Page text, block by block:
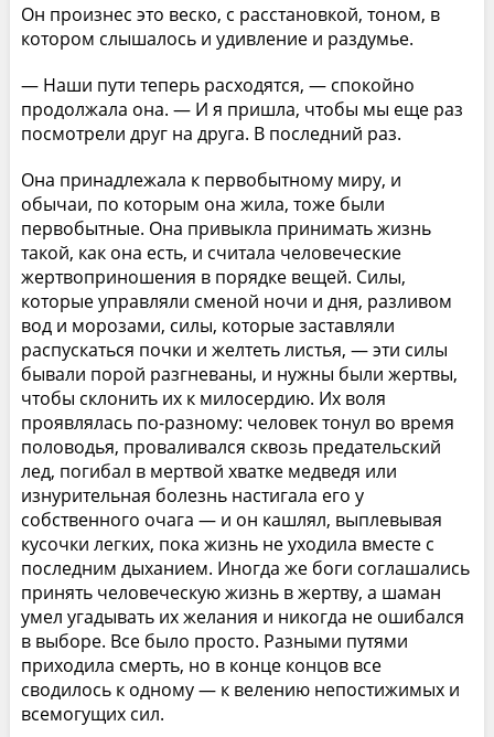
Он произнес это веско, с расстановкой, тоном, в
котором слышалось и удивление и раздумье.
— Наши пути теперь расходятся, — спокойно
продолжала она. — И я пришла, чтобы мы еще раз
посмотрели друг на друга. В последний раз.
Она принадлежала к первобытному миру, и
обычаи, по которым она жила, тоже были
первобытные. Она привыкла принимать жизнь
такой, как она есть, и считала человеческие
жертвоприношения в порядке вещей. Силы,
которые управляли сменой ночи и дня, разливом
вод и морозами, силы, которые заставляли
распускаться почки и желтеть листья, — эти силы
бывали порой разгневаны, и нужны были жертвы,
чтобы склонить их к милосердию. Их воля
проявлялась по-разному: человек тонул во время
половодья, проваливался сквозь предательский
лед, погибал в мертвой хватке медведя или
изнурительная болезнь настигала его у
собственного очага — и он кашлял, выплевывая
кусочки легких, пока жизнь не уходила вместе с
последним дыханием. Иногда же боги соглашались
принять человеческую жизнь в жертву, а шаман
умел угадывать их желания и никогда не ошибался
в выборе. Все было просто. Разными путями
приходила смерть, но в конце концов все
сводилось к одному — к велению непостижимых и
всемогущих сил.